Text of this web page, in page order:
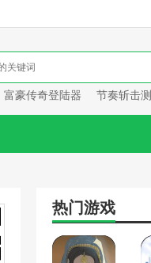
富豪传奇登陆器 节奏斩击
热门游戏